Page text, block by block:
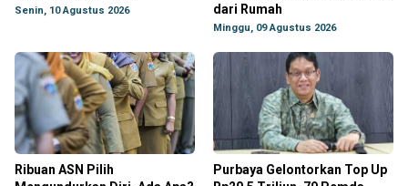
Senin, 10 Agustus 2026
dari Rumah
Minggu, 09 Agustus 2026
Ribuan ASN Pilih
Purbaya Gelontorkan Top Up